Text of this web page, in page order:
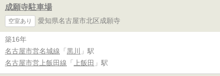
成願寺駐車場
空室あり 愛知県名古屋市北区成願寺
築16年
名古屋市営名城線 「 黒川
」駅
名古屋市営上飯田線 「 上飯田 」駅